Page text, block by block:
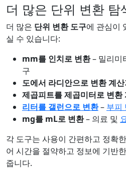
더 많은 단위 변환 탐
더 많은 단위 변환 도구에 관심이
실 수 있습니다:
mm를 인치로 변환– 밀리미
구
도에서 라디안으로 변환 계
제곱피트를 제곱미터로 변환
리터를 갤런으로 변환– 부피
mg를 mL로 변환– 의료 및
각 도구는 사용이 간편하고 정확한
어 시간을 절약하고 정보에 기반
줍니다.